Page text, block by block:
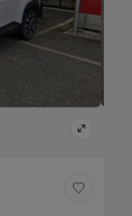
Sauvegarder le